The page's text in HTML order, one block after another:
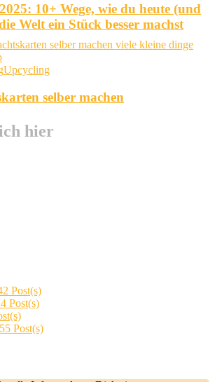
10+ Wege, wie du heute (und
Welt ein Stück besser machst
Upcycling
selber machen
hier
Post(s)
Post(s)
55 Post(s)